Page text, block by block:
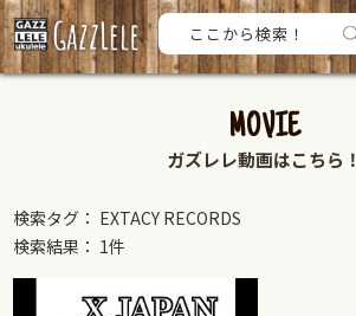
MOVIE
ガズレレ動画はこちら！
検索タグ： EXTACY RECORDS
検索結果： 1件